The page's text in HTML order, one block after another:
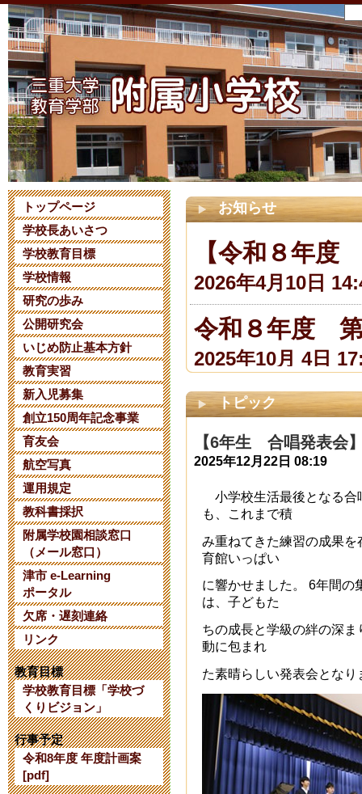
トップページ
学校長あいさつ
学校教育目標
学校情報
研究の歩み
公開研究会
いじめ防止基本方針
教育実習
新入児募集
創立150周年記念事業
育友会
航空写真
運用規定
教科書採択
附属学校園相談窓口
（メール窓口）
津市 e-Learning
ポータル
欠席・遅刻連絡
リンク
教育目標
学校教育目標「学校づ
くりビジョン」
行事予定
令和8年度 年度計画案
[pdf]
お知らせ
【令和８年
2026年4月10日
令和８年度 第
2025年10月 4日
【令和８年度
て】
2025年6月 2日
【日本AED
について】
2025年1月 8日
三重大学教育
考 第２次選
2024年10月 6日
【公開研究会
2024年7月24日
トピック
【6年生 合唱発表会
2025年12月22日 08:19
小学校生活最後となる合
も、これまで積
み重ねてきた練習の成果
育館いっぱい
に響かせました。 6年間の
は、子どもた
ちの成長と学級の絆の深
動に包まれ
た素晴らしい発表会となり